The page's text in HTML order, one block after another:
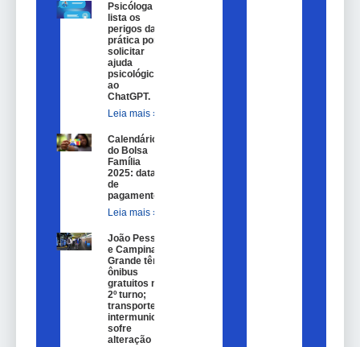
Psicóloga
lista os
perigos da
prática por
solicitar
ajuda
psicológica
ao
ChatGPT.
Leia mais »
Calendário
do Bolsa
Família
2025: datas
de
pagamento.
Leia mais »
João Pessoa
e Campina
Grande têm
ônibus
gratuitos no
2º turno;
transporte
intermunicipal
sofre
alteração